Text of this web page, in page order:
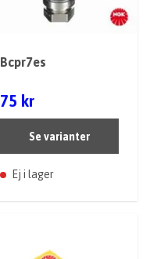
Bcpr7es
75 kr
Se varianter
Ej i lager